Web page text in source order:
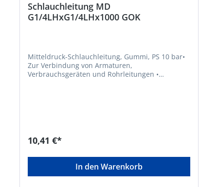
Schlauchleitung MD
G1/4LHxG1/4LHx1000 GOK
Mitteldruck-Schlauchleitung, Gummi, PS 10 bar•
Zur Verbindung von Armaturen,
Verbrauchsgeräten und Rohrleitungen •
+4993324040, info@gok.de
10,41 €*
In den Warenkorb